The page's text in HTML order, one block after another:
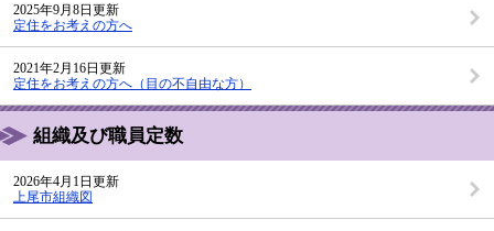
2025年9月8日更新
定住をお考えの方へ
2021年2月16日更新
定住をお考えの方へ（目の不自由な方）
組織及び職員定数
2026年4月1日更新
上尾市組織図